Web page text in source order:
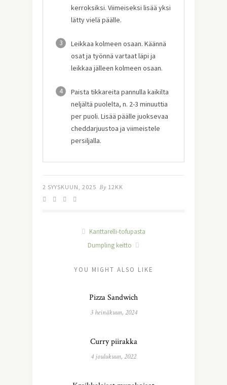
kerroksiksi. Viimeiseksi lisää yksi
lätty vielä päälle.
3
Leikkaa kolmeen osaan. Käännä
osat ja työnnä vartaat läpi ja
leikkaa jälleen kolmeen osaan.
4
Paista tikkareita pannulla kaikilta
neljältä puolelta, n. 2-3 minuuttia
per puoli. Lisää päälle juoksevaa
cheddarjuustoa ja viimeistele
persiljalla.
2 SYYSKUUN, 2025 By 12KK
Kanttarelli-tofupasta
Dumpling keitto
YOU MIGHT ALSO LIKE
Pizza Sandwich
3 heinäkuun, 2024
Curry piirakka
4 joulukuun, 2022